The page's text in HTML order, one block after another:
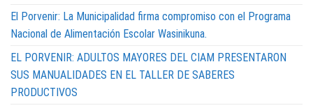
El Porvenir: La Municipalidad firma compromiso con el Programa
Nacional de Alimentación Escolar Wasinikuna.
EL PORVENIR: ADULTOS MAYORES DEL CIAM PRESENTARON
SUS MANUALIDADES EN EL TALLER DE SABERES
PRODUCTIVOS